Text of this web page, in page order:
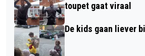
toupet gaat viraal
De kids gaan liever